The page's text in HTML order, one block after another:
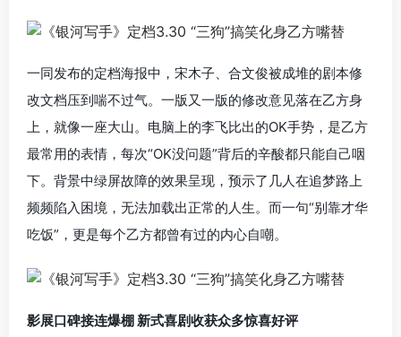
一同发布的定档海报中，宋木子、合文俊被成堆的剧本修
改文档压到喘不过气。一版又一版的修改意见落在乙方身
上，就像一座大山。电脑上的李飞比出的OK手势，是乙方
最常用的表情，每次“OK没问题”背后的辛酸都只能自己咽
下。背景中绿屏故障的效果呈现，预示了几人在追梦路上
频频陷入困境，无法加载出正常的人生。而一句“别靠才华
吃饭”，更是每个乙方都曾有过的内心自嘲。
影展口碑接连爆棚 新式喜剧收获众多惊喜好评